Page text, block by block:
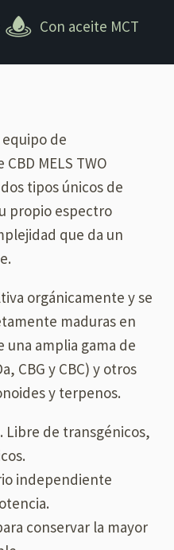
Con aceite MCT
de
MELS TWO
tipos únicos de
propio espectro
que da un
orgánicamente y se
maduras en
una amplia gama de
CBG y CBC) y otros
y terpenos.
Libre de transgénicos,
independiente
conservar la mayor